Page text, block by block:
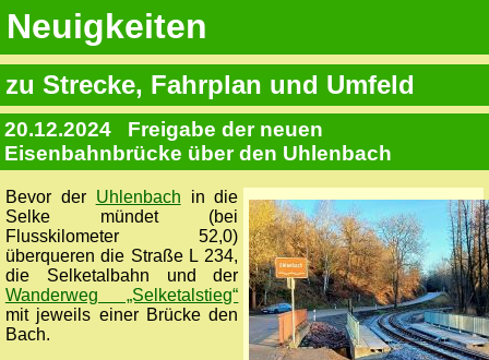
Neuigkeiten
zu Strecke, Fahrplan und Umfeld
20.12.2024Freigabe der neuen
Eisenbahnbrücke über den Uhlenbach
Bevor der Uhlenbach in die
Selke mündet (bei
Flusskilometer 52,0)
überqueren die Straße L 234,
die Selketalbahn und der
Wanderweg „Selketalstieg“
mit jeweils einer Brücke den
Bach.